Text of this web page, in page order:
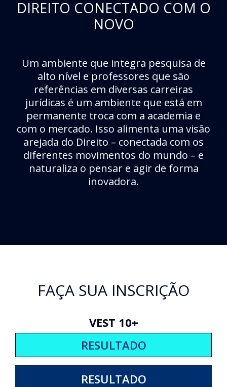
DIREITO CONECTADO COM O
NOVO
Um ambiente que integra pesquisa de
alto nível e professores que são
referências em diversas carreiras
jurídicas é um ambiente que está em
permanente troca com a academia e
com o mercado. Isso alimenta uma visão
arejada do Direito – conectada com os
diferentes movimentos do mundo – e
naturaliza o pensar e agir de forma
inovadora.
FAÇA SUA INSCRIÇÃO
VEST 10+
RESULTADO
RESULTADO